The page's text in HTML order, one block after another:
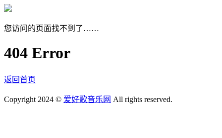
您访问的页面找不到了……
404 Error
返回首页
Copyright 2024 © 爱好歌音乐网 All rights reserved.